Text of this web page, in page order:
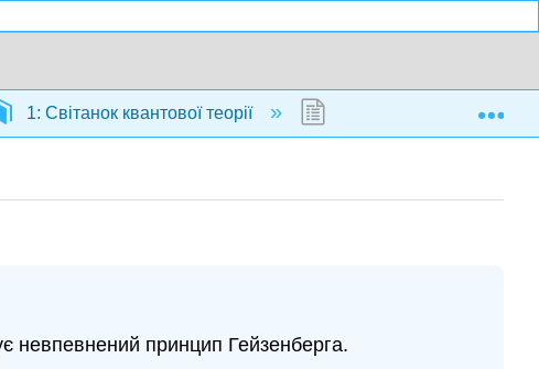
1: Світанок квантової теорії 1.9: Принцип
невпевнений принцип Гейзенберга.